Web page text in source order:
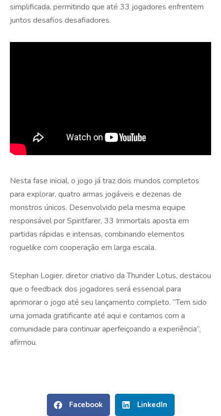
simplificada, permitindo que até 33 jogadores enfrentem
juntos desafios desafiadores.
Nesta fase inicial, o jogo já traz dois mundos completos
para explorar, quatro armas jogáveis e dezenas de
monstros únicos. Desenvolvido pela mesma equipe
responsável por Spiritfarer, 33 Immortals aposta em
partidas rápidas e intensas, combinando elementos
roguelike com cooperação em larga escala.
Stephan Logier, diretor criativo da Thunder Lotus, destacou
que o feedback dos jogadores será essencial para
aprimorar o jogo até seu lançamento completo. “Tem sido
uma jornada gratificante até aqui e contamos com a
comunidade para continuar aperfeiçoando a experiência”,
afirmou.
Facebook LinkedIn